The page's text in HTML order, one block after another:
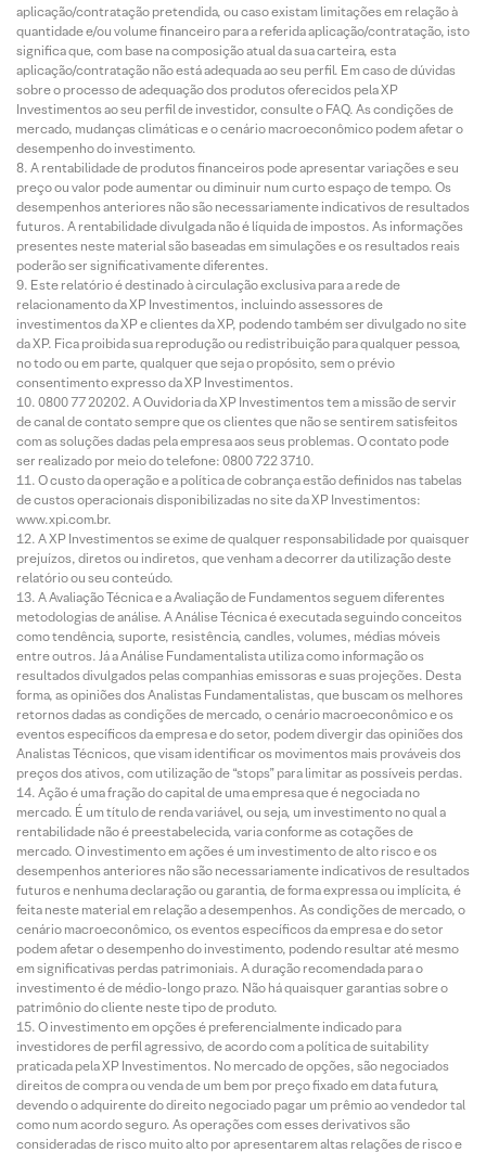
aplicação/contratação pretendida, ou caso existam limitações em relação à
quantidade e/ou volume financeiro para a referida aplicação/contratação, isto
significa que, com base na composição atual da sua carteira, esta
aplicação/contratação não está adequada ao seu perfil. Em caso de dúvidas
sobre o processo de adequação dos produtos oferecidos pela XP
Investimentos ao seu perfil de investidor, consulte o FAQ. As condições de
mercado, mudanças climáticas e o cenário macroeconômico podem afetar o
desempenho do investimento.
A rentabilidade de produtos financeiros pode apresentar variações e seu
preço ou valor pode aumentar ou diminuir num curto espaço de tempo. Os
desempenhos anteriores não são necessariamente indicativos de resultados
futuros. A rentabilidade divulgada não é líquida de impostos. As informações
presentes neste material são baseadas em simulações e os resultados reais
poderão ser significativamente diferentes.
Este relatório é destinado à circulação exclusiva para a rede de
relacionamento da XP Investimentos, incluindo assessores de
investimentos da XP e clientes da XP, podendo também ser divulgado no site
da XP. Fica proibida sua reprodução ou redistribuição para qualquer pessoa,
no todo ou em parte, qualquer que seja o propósito, sem o prévio
consentimento expresso da XP Investimentos.
0800 77 20202. A Ouvidoria da XP Investimentos tem a missão de servir
de canal de contato sempre que os clientes que não se sentirem satisfeitos
com as soluções dadas pela empresa aos seus problemas. O contato pode
ser realizado por meio do telefone: 0800 722 3710.
O custo da operação e a política de cobrança estão definidos nas tabelas
de custos operacionais disponibilizadas no site da XP Investimentos:
www.xpi.com.br.
A XP Investimentos se exime de qualquer responsabilidade por quaisquer
prejuízos, diretos ou indiretos, que venham a decorrer da utilização deste
relatório ou seu conteúdo.
A Avaliação Técnica e a Avaliação de Fundamentos seguem diferentes
metodologias de análise. A Análise Técnica é executada seguindo conceitos
como tendência, suporte, resistência, candles, volumes, médias móveis
entre outros. Já a Análise Fundamentalista utiliza como informação os
resultados divulgados pelas companhias emissoras e suas projeções. Desta
forma, as opiniões dos Analistas Fundamentalistas, que buscam os melhores
retornos dadas as condições de mercado, o cenário macroeconômico e os
eventos específicos da empresa e do setor, podem divergir das opiniões dos
Analistas Técnicos, que visam identificar os movimentos mais prováveis dos
preços dos ativos, com utilização de “stops” para limitar as possíveis perdas.
Ação é uma fração do capital de uma empresa que é negociada no
mercado. É um título de renda variável, ou seja, um investimento no qual a
rentabilidade não é preestabelecida, varia conforme as cotações de
mercado. O investimento em ações é um investimento de alto risco e os
desempenhos anteriores não são necessariamente indicativos de resultados
futuros e nenhuma declaração ou garantia, de forma expressa ou implícita, é
feita neste material em relação a desempenhos. As condições de mercado, o
cenário macroeconômico, os eventos específicos da empresa e do setor
podem afetar o desempenho do investimento, podendo resultar até mesmo
em significativas perdas patrimoniais. A duração recomendada para o
investimento é de médio-longo prazo. Não há quaisquer garantias sobre o
patrimônio do cliente neste tipo de produto.
O investimento em opções é preferencialmente indicado para
investidores de perfil agressivo, de acordo com a política de suitability
praticada pela XP Investimentos. No mercado de opções, são negociados
direitos de compra ou venda de um bem por preço fixado em data futura,
devendo o adquirente do direito negociado pagar um prêmio ao vendedor tal
como num acordo seguro. As operações com esses derivativos são
consideradas de risco muito alto por apresentarem altas relações de risco e